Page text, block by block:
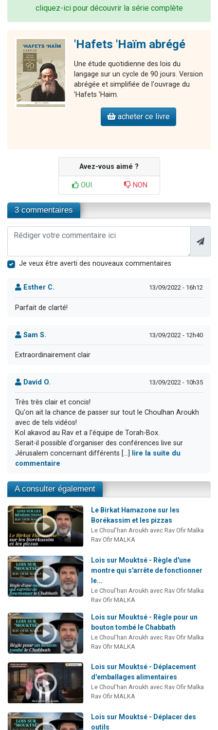
cliquez-ici pour découvrir la série complète
'Hafets 'Haïm abrégé
Une étude quotidienne des lois du
langage sur un cycle de 90 jours. Version
abrégée et simplifiée de l'ouvrage du
'Hafets 'Haim.
acheter ce livre
Avez-vous aimé ?
OUI NON
3 commentaires
Je veux être averti des nouveaux commentaires
Esther C. 13/09/2022 - 16h12
Parfait de clarté!
Sam S. 13/09/2022 - 12h40
Extraordinairement clair
David O. 13/09/2022 - 10h35
Très très clair et concis!
Qu'on ait la chance de passer sur tout le Choulhan Aroukh
avec de tels vidéos!
Kol akavod au Rav et a l'équipe de Torah-Box.
Serait-il possible d'organiser des conférences live sur
Jérusalem concernant différents [...]
lire la suite du
commentaire
A consulter également
Le Birkat Hamazone sur les
Borékassim et les pizzas
Le Choul'han Aroukh avec Rav Ofir Malka
Rav Ofir MALKA
Lois sur Mouktsé - Règle d'une
montre qui s'arrête de fonctionner
le...
Le Choul'han Aroukh avec Rav Ofir Malka
Rav Ofir MALKA
Lois sur Mouktsé - Règle pour un
bouton tombé le Chabbath
Le Choul'han Aroukh avec Rav Ofir Malka
Rav Ofir MALKA
Lois sur Mouktsé - Déplacement
d'emballages alimentaires
Le Choul'han Aroukh avec Rav Ofir Malka
Rav Ofir MALKA
Lois sur Mouktsé - Déplacer des
outils